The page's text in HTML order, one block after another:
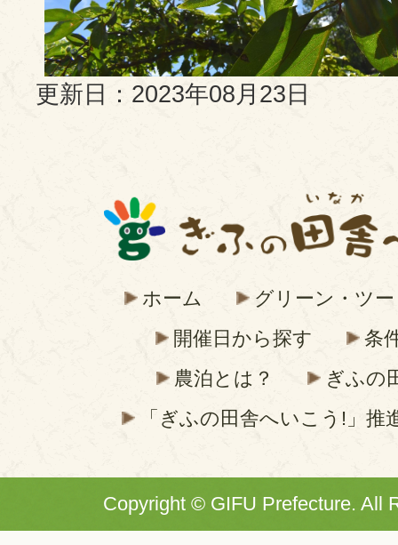
更新日：2023年08月23日
ホーム
グリーン・ツ
開催日から探す
条
農泊とは？
ぎふの
「ぎふの田舎へいこう!」推
Copyright © GIFU Prefecture. All